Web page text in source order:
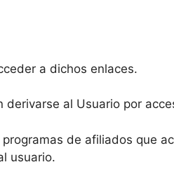
a dichos enlaces.
al Usuario por
de afiliados que
usuario.